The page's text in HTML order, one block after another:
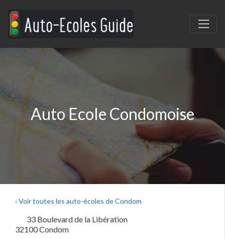
Auto Ecole Condomoise
‹ Voir toutes les auto-écoles de Condom
33 Boulevard de la Libération
32100Condom